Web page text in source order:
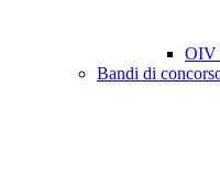
OIV
Bandi di